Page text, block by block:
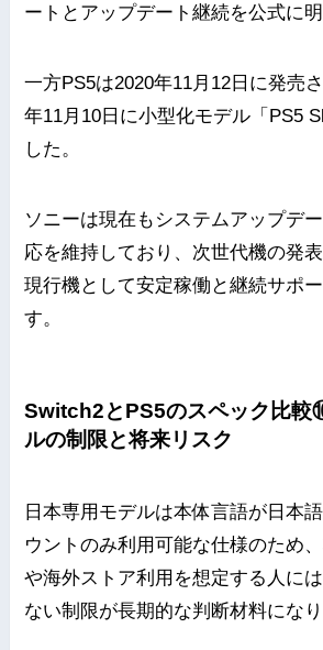
ートとアップデート継続を公式に明
一方PS5は2020年11月12日に発売
年11月10日に小型化モデル「PS5
した。
ソニーは現在もシステムアップデ
応を維持しており、次世代機の発
現行機として安定稼働と継続サポ
す。
Switch2とPS5のスペック比較
ルの制限と将来リスク
日本専用モデルは本体言語が日本
ウントのみ利用可能な仕様のため
や海外ストア利用を想定する人に
ない制限が長期的な判断材料になり